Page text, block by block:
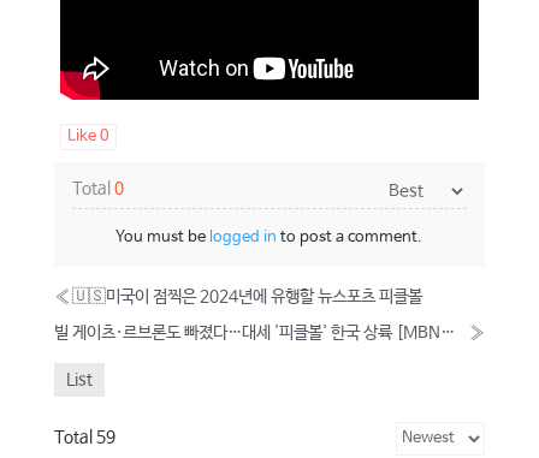
Like 0
Total 0
You must be logged in to post a comment.
« 🇺🇸미국이 점찍은 2024년에 유행할 뉴스포츠 피클볼
빌 게이츠·르브론도 빠졌다…대세 '피클볼' 한국 상륙 [MBN뉴스센터]
»
List
Total 59